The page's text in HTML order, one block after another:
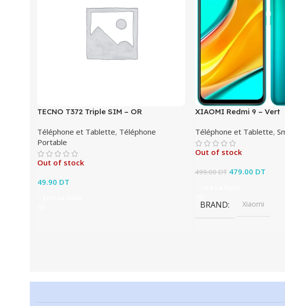
TECNO T372 Triple SIM – OR
Téléphone et Tablette, Téléphone
Portable
Out of stock
49.90 DT
XIAOMI Redmi 9 – Vert
Téléphone et Tablette,
Out of stock
499.00DT Le prix initial
479.00 DT
BRAND Xiaomi